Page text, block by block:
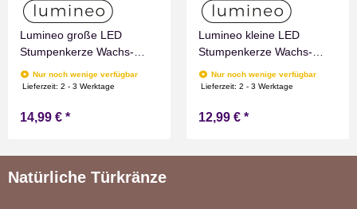
Lumineo große LED
Stumpenkerze Wachs-
Optik Rot mit Timer
Flammen Effect für
hoch
Nur noch wenige verfügbar
Lieferzeit:2 - 3 Werktage
14,99 € *
Lumineo kleine LED
Stumpenkerze Wachs-
Optik Rot mit Timer
Flammen Effect für
hoch
Nur noch wenige verfügbar
Lieferzeit:2 - 3 Werktage
12,99 € *
Natürliche Türkränze